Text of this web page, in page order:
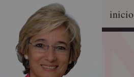
inicio